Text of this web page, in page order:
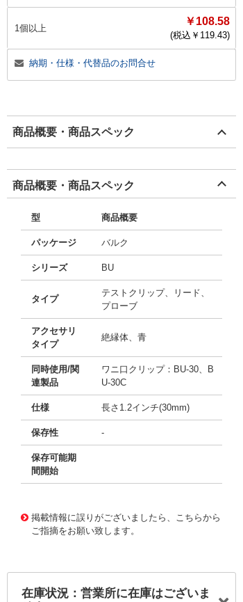
1個以上
￥108.58
(税込￥ 119.43)
納期・仕様・代替品のお問合せ
商品概要・商品スペック
商品概要・商品スペック
型 商品概要
パッケージ バルク
シリーズ BU
タイプ
テストクリップ、リード、
プローブ
アクセサリ
タイプ
絶縁体、青
同時使用/関
連製品
ワニ口クリップ：BU-30、B
U-30C
仕様 長さ1.2インチ(30mm)
保存性 -
保存可能期
間開始
掲載情報に誤りがございましたら、こちらから
ご指摘をお願い致します。
在庫状況：営業所に在庫はございま